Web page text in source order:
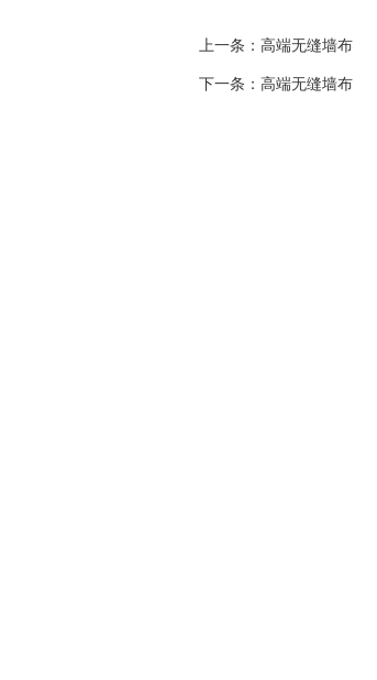
上一条：高端无缝墙布
下一条：高端无缝墙布